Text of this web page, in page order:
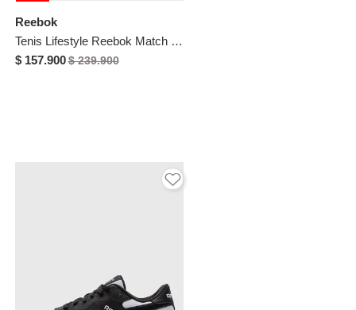
Reebok
Tenis Lifestyle Reebok Match Prime V2 Blanco
$ 157.900$ 239.900